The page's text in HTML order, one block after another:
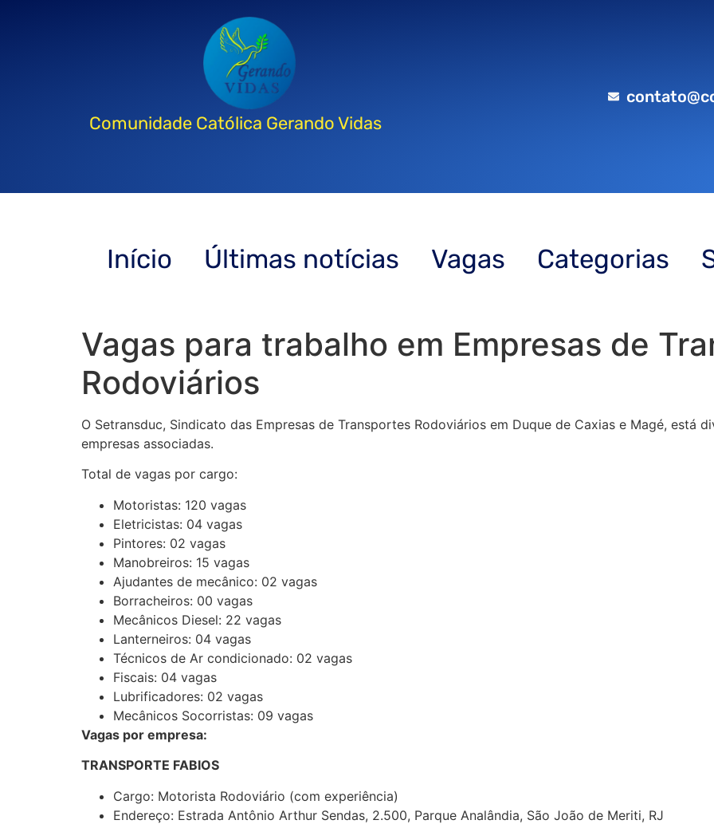
Comunidade Católica Gerando Vidas
Início Últimas notícias Vagas Categorias
Vagas para trabalho em Empresas de
Rodoviários
O Setransduc, Sindicato das Empresas de Transportes Rodoviários em Duque de Caxias e Magé, está
empresas associadas.
Total de vagas por cargo:
Motoristas: 120 vagas
Eletricistas: 04 vagas
Pintores: 02 vagas
Manobreiros: 15 vagas
Ajudantes de mecânico: 02 vagas
Borracheiros: 00 vagas
Mecânicos Diesel: 22 vagas
Lanterneiros: 04 vagas
Técnicos de Ar condicionado: 02 vagas
Fiscais: 04 vagas
Lubrificadores: 02 vagas
Mecânicos Socorristas: 09 vagas
Vagas por empresa:
TRANSPORTE FABIOS
Cargo: Motorista Rodoviário (com experiência)
Endereço: Estrada Antônio Arthur Sendas, 2.500, Parque Analândia, São João de Meriti, RJ